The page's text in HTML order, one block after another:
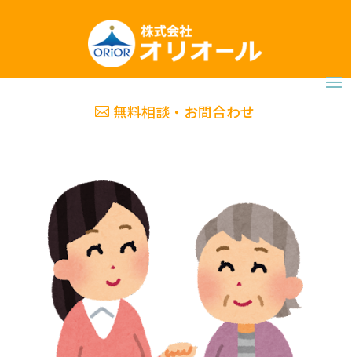
無料相談・お問合わせ